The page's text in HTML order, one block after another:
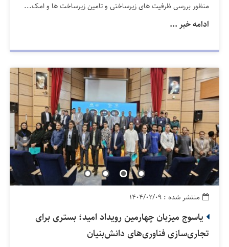
منظور بررسی ظرفیت های زیرساختی و تامین زیرساخت ها و امک...
ادامه خبر ...
منتشر شده : ۱۴۰۴/۰۲/۰۹
یاسوج میزبان چهارمین رویداد امید؛ بستری برای
تجاری‌سازی فناوری‌های دانش‌بنیان